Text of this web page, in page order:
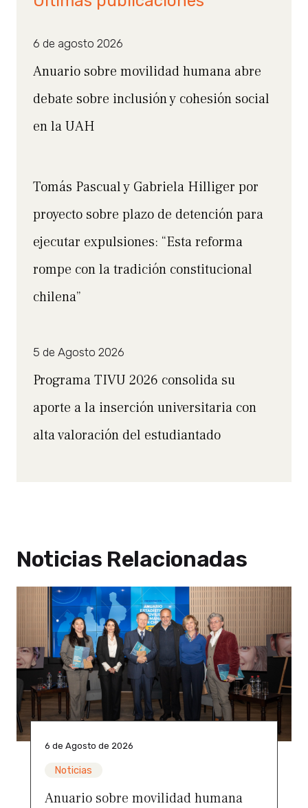
6 de agosto 2026
Anuario sobre movilidad humana abre
debate sobre inclusión y cohesión social
en la UAH
Tomás Pascual y Gabriela Hilliger por
proyecto sobre plazo de detención para
ejecutar expulsiones: “Esta reforma
rompe con la tradición constitucional
chilena”
5 de Agosto 2026
Programa TIVU 2026 consolida su
aporte a la inserción universitaria con
alta valoración del estudiantado
Noticias Relacionadas
6 de Agosto de 2026
Noticias
Anuario sobre movilidad humana